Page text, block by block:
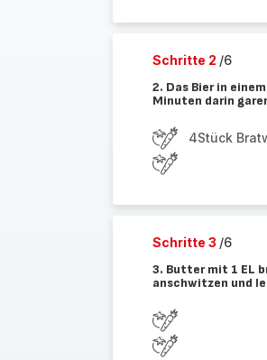
Schritte 2 /6
2. Das Bier in
Minuten darin
4Stück
Schritte 3 /6
3. Butter mit 1 EL
anschwitzen und